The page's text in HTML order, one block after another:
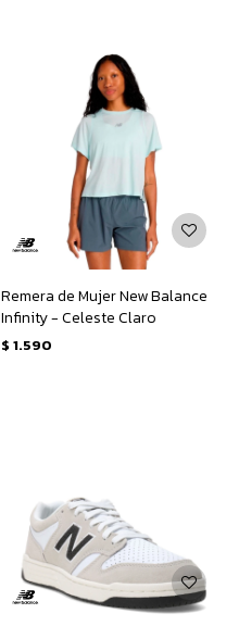
Remera de Mujer New Balance
Infinity - Celeste Claro
$ 1.590